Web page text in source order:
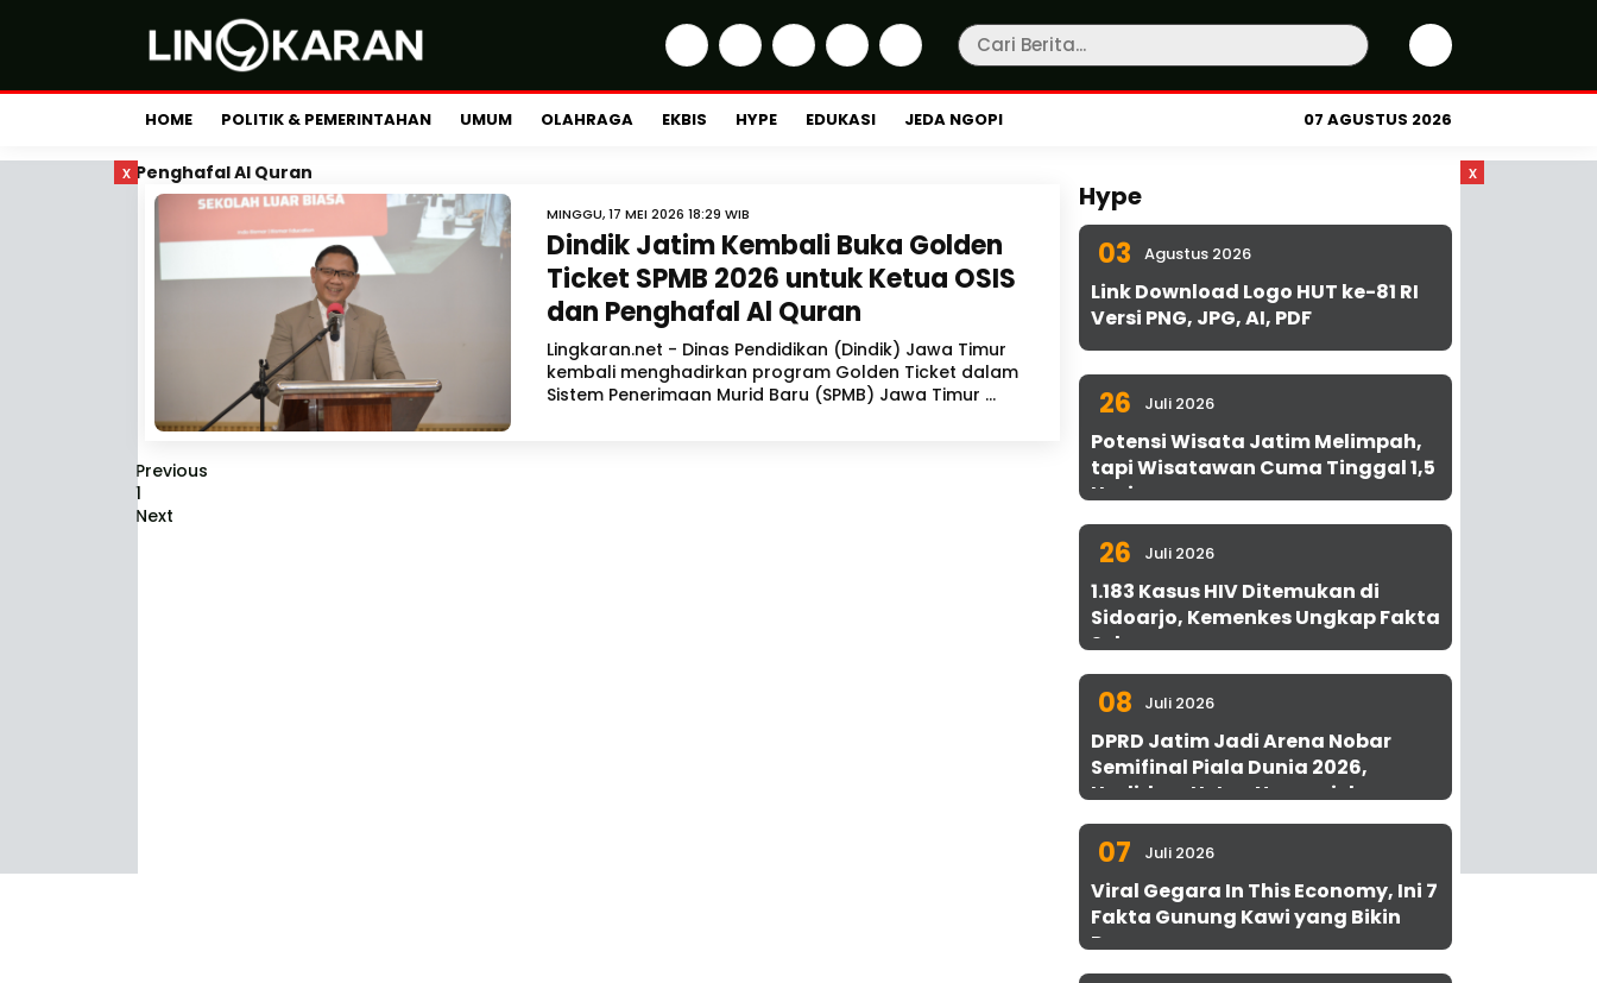
HOME POLITIK & PEMERINTAHAN UMUM OLAHRAGA EKBIS HYPE EDUKASI JEDA NGOPI 07 AGUSTUS 2026
x x
Penghafal Al Quran
MINGGU, 17 MEI 2026 18:29 WIB
Dindik Jatim Kembali Buka Golden
Ticket SPMB 2026 untuk Ketua OSIS
dan Penghafal Al Quran
Lingkaran.net - Dinas Pendidikan (Dindik) Jawa Timur
kembali menghadirkan program Golden Ticket dalam
Sistem Penerimaan Murid Baru (SPMB) Jawa Timur ...
Previous
1
Next
Hype
03 Agustus 2026
Link Download Logo HUT ke-81 RI
Versi PNG, JPG, AI, PDF
26 Juli 2026
Potensi Wisata Jatim Melimpah,
tapi Wisatawan Cuma Tinggal 1,5
Hari
26 Juli 2026
1.183 Kasus HIV Ditemukan di
Sidoarjo, Kemenkes Ungkap Fakta
Sebenarnya
08 Juli 2026
DPRD Jatim Jadi Arena Nobar
Semifinal Piala Dunia 2026,
Hadirkan Uston Nawawi dan
UMKM Gratis untuk 1.000 Warga
07 Juli 2026
Viral Gegara In This Economy, Ini 7
Fakta Gunung Kawi yang Bikin
Penasaran